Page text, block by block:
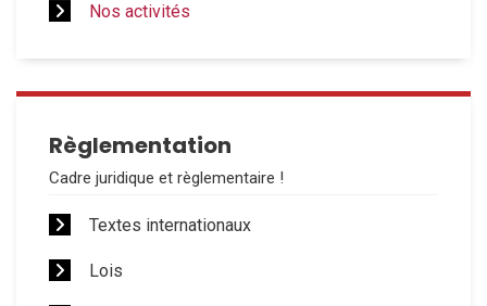
Nos activités
Règlementation
Cadre juridique et règlementaire !
Textes internationaux
Lois